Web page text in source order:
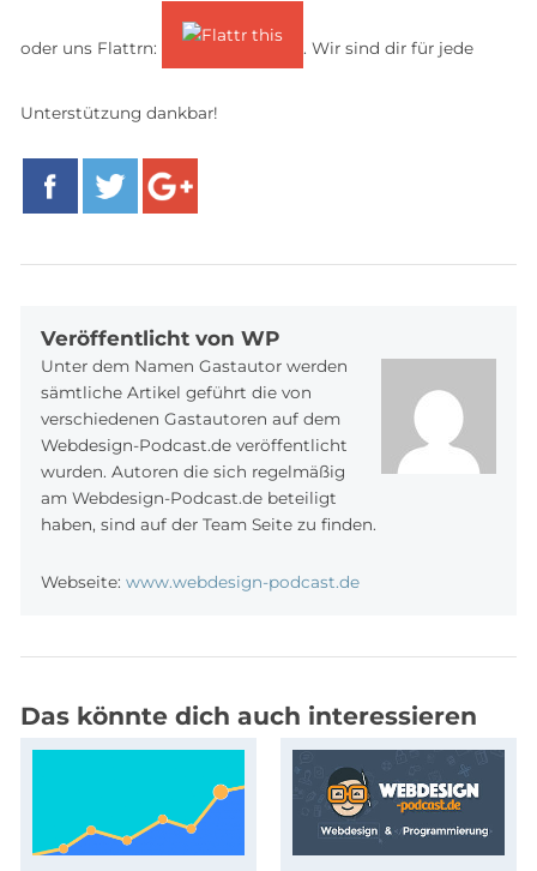
oder uns Flattrn: . Wir sind dir für jede
Unterstützung dankbar!
FacebookTwitterGoogle+
Veröffentlicht von WP
Unter dem Namen Gastautor werden
sämtliche Artikel geführt die von
verschiedenen Gastautoren auf dem
Webdesign-Podcast.de veröffentlicht
wurden. Autoren die sich regelmäßig
am Webdesign-Podcast.de beteiligt
haben, sind auf der Team Seite zu finden.
Webseite: www.webdesign-podcast.de
Das könnte dich auch interessieren